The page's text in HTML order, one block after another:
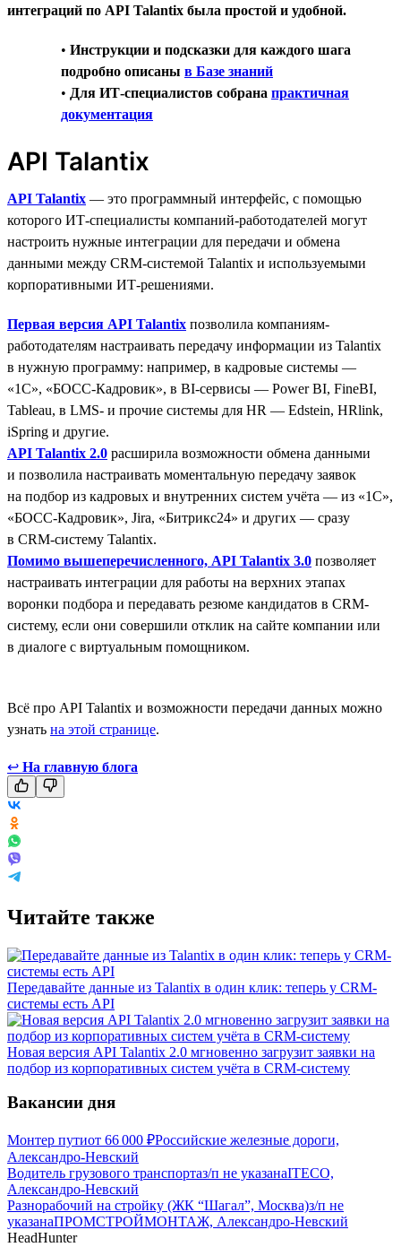
интеграций по API Talantix была простой и удобной.
• Инструкции и подсказки для каждого шага
подробно описаны в Базе знаний
• Для ИТ-специалистов собрана практичная
документация
API Talantix
API Talantix — это программный интерфейс, с помощью
которого ИТ-специалисты компаний-работодателей могут
настроить нужные интеграции для передачи и обмена
данными между CRM-системой Talantix и используемыми
корпоративными ИТ-решениями.
Первая версия API Talantix позволила компаниям-
работодателям настраивать передачу информации из Talantix
в нужную программу: например, в кадровые системы —
«1С», «БОСС-Кадровик», в BI-сервисы — Power BI, FineBI,
Tableau, в LMS- и прочие системы для HR — Edstein, HRlink,
iSpring и другие.
API Talantix 2.0 расширила возможности обмена данными
и позволила настраивать моментальную передачу заявок
на подбор из кадровых и внутренних систем учёта — из «1С»,
«БОСС-Кадровик», Jira, «Битрикс24» и других — сразу
в CRM-систему Talantix.
Помимо вышеперечисленного, API Talantix 3.0 позволяет
настраивать интеграции для работы на верхних этапах
воронки подбора и передавать резюме кандидатов в CRM-
систему, если они совершили отклик на сайте компании или
в диалоге с виртуальным помощником.
Всё про API Talantix и возможности передачи данных можно
узнать на этой странице.
↩ На главную блога
Читайте также
Передавайте данные из Talantix в один клик: теперь у CRM-
системы есть API
Новая версия API Talantix 2.0 мгновенно загрузит заявки на
подбор из корпоративных систем учёта в CRM-систему
Вакансии дня
Монтер путиот 66 000 ₽Российские железные дороги,
Александро-Невский
Водитель грузового транспортаз/п не указанаITECO,
Александро-Невский
Разнорабочий на стройку (ЖК “Шагал”, Москва)з/п не
указанаПРОМСТРОЙМОНТАЖ, Александро-Невский
HeadHunter